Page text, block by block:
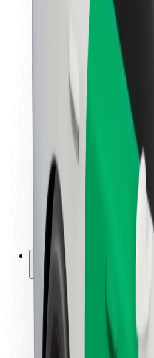
Informazioni Su Bolt
Sostenibilità in Bolt
Project Zero
Blog
Sala stampa
Linee guida del marchio
Missione
Relazioni con gli investitori
Leadership
Marca
Media
Fondo Urban
Sicurezza
Viaggia in sicurezza
Guida in sicurezza
Vai in sicurezza
Laboratorio sulla Sicurezza